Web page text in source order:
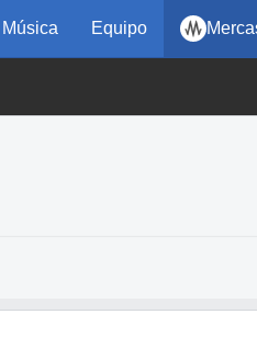
Música Equipo